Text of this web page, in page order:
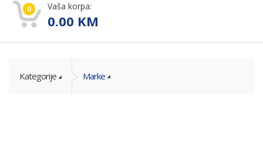
0 Vaša korpa:
0.00 KM
Kategorije Marke